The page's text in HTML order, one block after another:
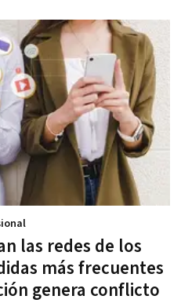
las redes de los
más frecuentes
genera conflicto